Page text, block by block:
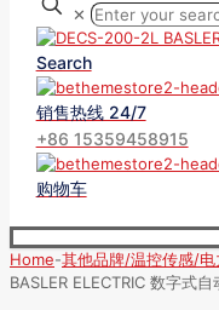
✕
Search
销售热线 24/7
+86 15359458915
购物车
Home-其他品牌/温控传感/电
BASLER ELECTRIC 数字式